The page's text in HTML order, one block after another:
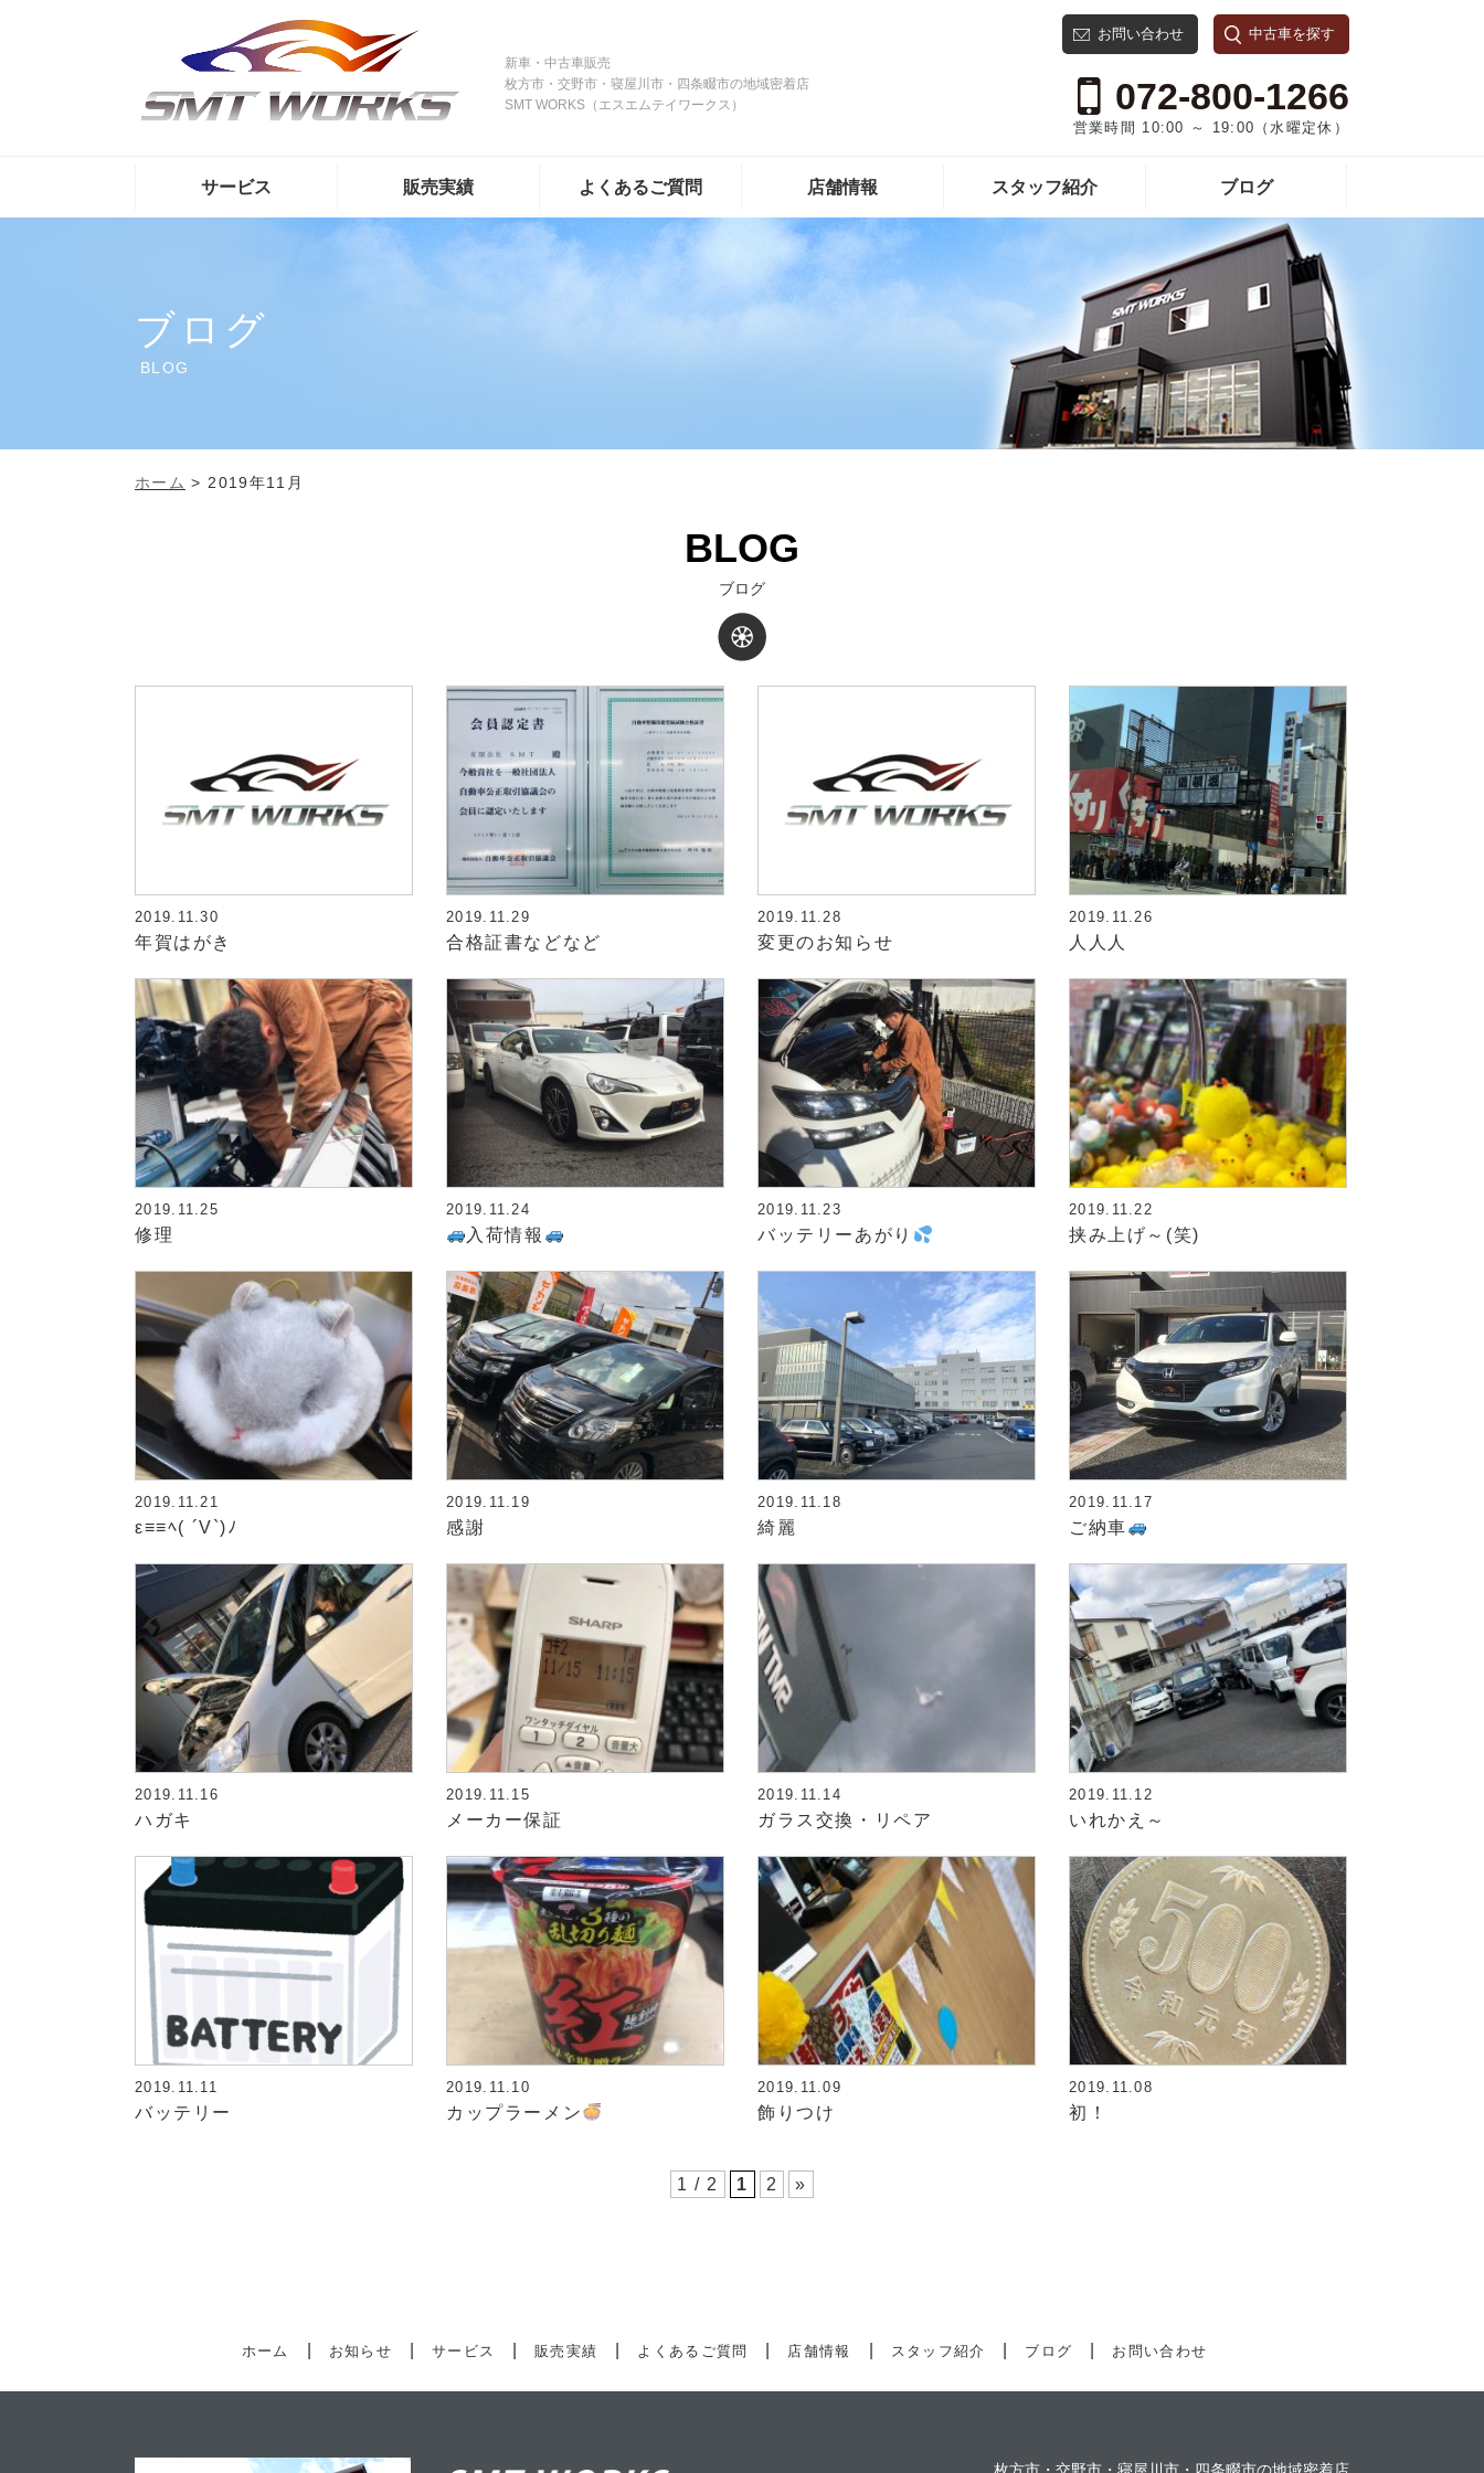
新車・中古車販売
枚方市・交野市・寝屋川市・四条畷市の地域密着店
SMT WORKS（エスエムテイワークス）
お問い合わせ 中古車を探す
072-800-1266
営業時間 10:00 ～ 19:00（水曜定休）
サービス 販売実績 よくあるご質問 店舗情報 スタッフ紹介 ブログ
ブログ
BLOG
ホーム >2019年11月
BLOG
ブログ
2019.11.30
年賀はがき
2019.11.29
合格証書などなど
2019.11.28
変更のお知らせ
2019.11.26
人人人
2019.11.25
修理
2019.11.24
入荷情報
2019.11.23
バッテリーあがり
2019.11.22
挟み上げ～(笑)
2019.11.21
ε≡≡ﾍ( ´V`)ﾉ
2019.11.19
感謝
2019.11.18
綺麗
2019.11.17
ご納車
2019.11.16
ハガキ
2019.11.15
メーカー保証
2019.11.14
ガラス交換・リペア
2019.11.12
いれかえ～
2019.11.11
バッテリー
2019.11.10
カップラーメン
2019.11.09
飾りつけ
2019.11.08
初！
1 / 2 1 2 »
ホーム お知らせ サービス 販売実績 よくあるご質問 店舗情報 スタッフ紹介 ブログ お問い合わせ